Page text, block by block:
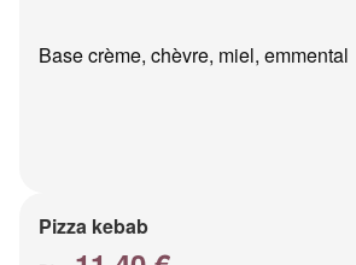
Base crème, chèvre, miel, emmental
Pizza kebab